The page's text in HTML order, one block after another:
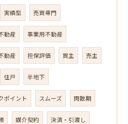
実績型 売買専門
動産 事業用不動産
動産 担保評価 買主 売主
住戸 半地下
ポイント スムーズ 閑散期
媒介契約 決済・引渡し